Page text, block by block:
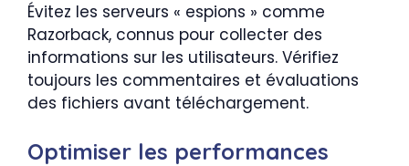
Évitez les serveurs « espions » comme
Razorback, connus pour collecter des
informations sur les utilisateurs. Vérifiez
toujours les commentaires et évaluations
des fichiers avant téléchargement.
Optimiser les performances